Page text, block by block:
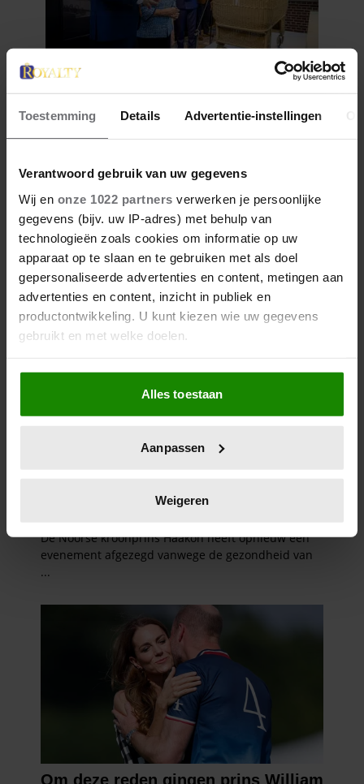
Toestemming Details Advertentie-instellingen
Verantwoord gebruik van uw gegevens
Wij en onze 1022 partners verwerken je persoonlijke
gegevens (bijv. uw IP-adres) met behulp van
technologieën zoals cookies om informatie op uw
apparaat op te slaan en te gebruiken met als doel
gepersonaliseerde advertenties en content, metingen aan
advertenties en content, inzicht in publiek en
productontwikkeling. U kunt kiezen wie uw gegevens
gebruikt en met welke doelen.
Als u het toestaat, willen we ook graag:
Informatie verzamelen over uw geografische
locatie, die tot een paar meter nauwkeurig kan zijn
scannen op specifieke eigenschappen (fingerprinting)
verwerkt en stel uw voorkeuren in het
intrekken in de Cookieverklaring.
We gebruiken cookies om content en advertenties te
en om ons websiteverkeer te analyseren. Ook delen we
informatie over uw gebruik van onze site met onze
partners voor social media, adverteren en analyse. Deze
partners kunnen deze gegevens combineren met andere
informatie die u aan ze heeft verstrekt of die ze hebben
verzameld op basis van uw gebruik van hun services. U
gaat akkoord met onze cookies als u onze website blijft
Alles toestaan
Aanpassen
Weigeren
BIJZONDER: PRINSES BEATRIX
ZIET NA 88 JAAR HAAR
VERDWENEN WIEG TERUG